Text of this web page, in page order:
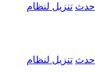
تنزيل لنظام
تنزيل لنظام